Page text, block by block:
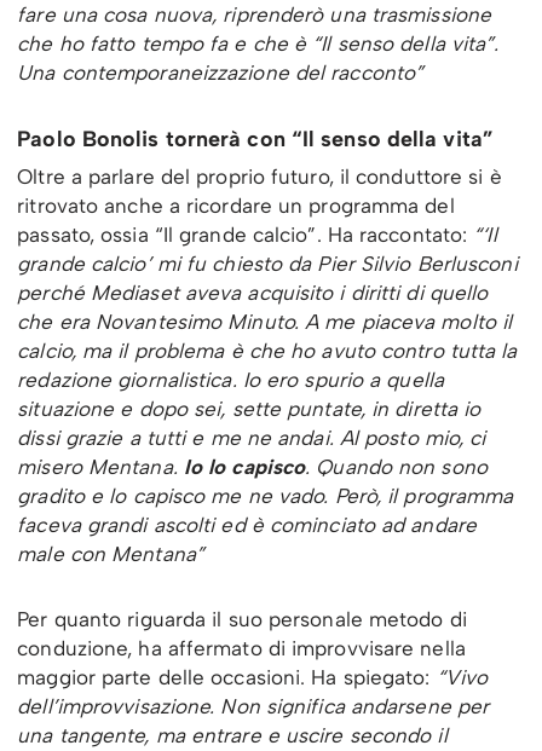
fare una cosa nuova, riprenderò una trasmissione
che ho fatto tempo fa e che è “Il senso della vita”.
Una contemporaneizzazione del racconto”
Paolo Bonolis tornerà con “Il senso della vita”
Oltre a parlare del proprio futuro, il conduttore si è
ritrovato anche a ricordare un programma del
passato, ossia “Il grande calcio”. Ha raccontato: “‘Il
grande calcio’ mi fu chiesto da Pier Silvio Berlusconi
perché Mediaset aveva acquisito i diritti di quello
che era Novantesimo Minuto. A me piaceva molto il
calcio, ma il problema è che ho avuto contro tutta la
redazione giornalistica. Io ero spurio a quella
situazione e dopo sei, sette puntate, in diretta io
dissi grazie a tutti e me ne andai. Al posto mio, ci
misero Mentana. Io lo capisco. Quando non sono
gradito e lo capisco me ne vado. Però, il programma
faceva grandi ascolti ed è cominciato ad andare
male con Mentana”
Per quanto riguarda il suo personale metodo di
conduzione, ha affermato di improvvisare nella
maggior parte delle occasioni. Ha spiegato: “Vivo
dell’improvvisazione. Non significa andarsene per
una tangente, ma entrare e uscire secondo il